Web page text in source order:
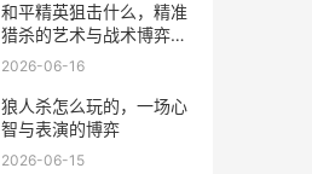
和平精英狙击什么，精准
猎杀的艺术与战术博弈副
标题
2026-06-16
狼人杀怎么玩的，一场心
智与表演的博弈
2026-06-15